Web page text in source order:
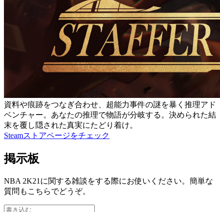
資料や痕跡をつなぎ合わせ、超能力事件の謎を暴く推理アド
ベンチャー。あなたの推理で物語が分岐する。決められた結
末を覆し隠された真実にたどり着け。
Steamストアページをチェック
掲示板
NBA 2K21に関する雑談をする際にお使いください。簡単な
質問もこちらでどうぞ。